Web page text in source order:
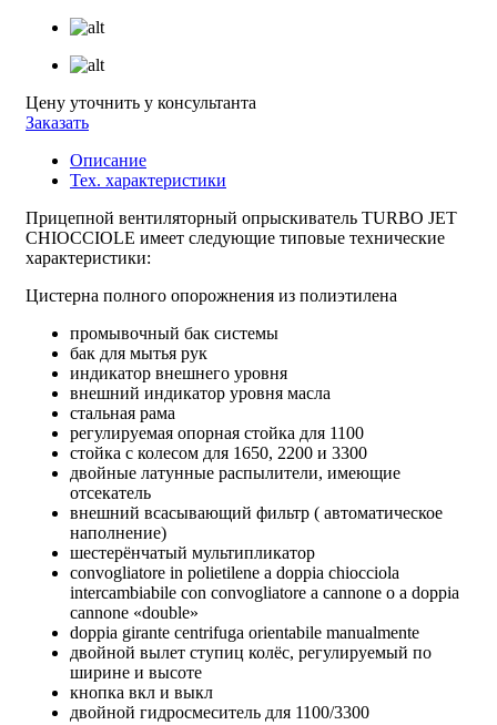
Цену уточнить у консультанта
Заказать
Описание
Тех. характеристики
Прицепной вентиляторный опрыскиватель TURBO JET
CHIOCCIOLE имеет следующие типовые технические
характеристики:
Цистерна полного опорожнения из полиэтилена
промывочный бак системы
бак для мытья рук
индикатор внешнего уровня
внешний индикатор уровня масла
стальная рама
регулируемая опорная стойка для 1100
стойка с колесом для 1650, 2200 и 3300
двойные латунные распылители, имеющие
отсекатель
внешний всасывающий фильтр ( автоматическое
наполнение)
шестерёнчатый мультипликатор
convogliatore in polietilene a doppia chiocciola
intercambiabile con convogliatore a cannone o a doppia
cannone «double»
doppia girante centrifuga orientabile manualmente
двойной вылет ступиц колёс, регулируемый по
ширине и высоте
кнопка вкл и выкл
двойной гидросмеситель для 1100/3300